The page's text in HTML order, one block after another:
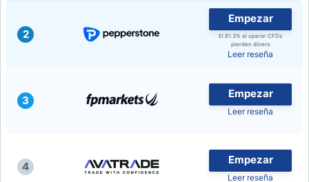
2
Empezar
El 81.3% al operar CFDs
pierden dinero
Leer reseña
3
Empezar
Leer reseña
4
Empezar
Leer reseña